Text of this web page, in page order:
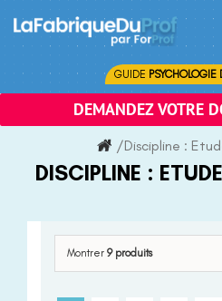
content
GUIDE PSYCHOLOGIE
DEMANDEZ VOTRE
/Discipline :
DISCIPLINE :
Montrer 9 produits